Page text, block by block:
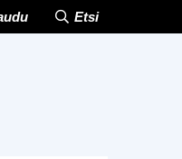
Etsi